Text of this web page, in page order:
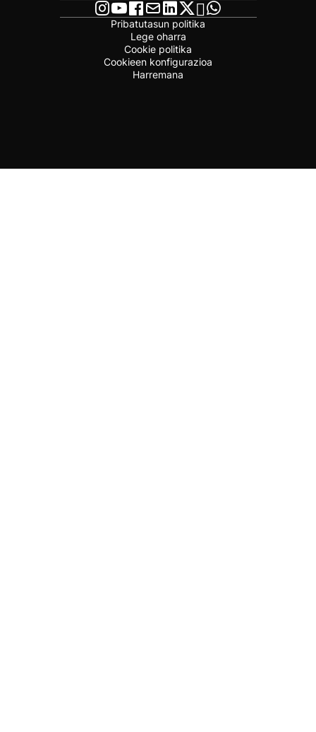
Pribatutasun politika
Lege oharra
Cookie politika
Cookieen konfigurazioa
Harremana